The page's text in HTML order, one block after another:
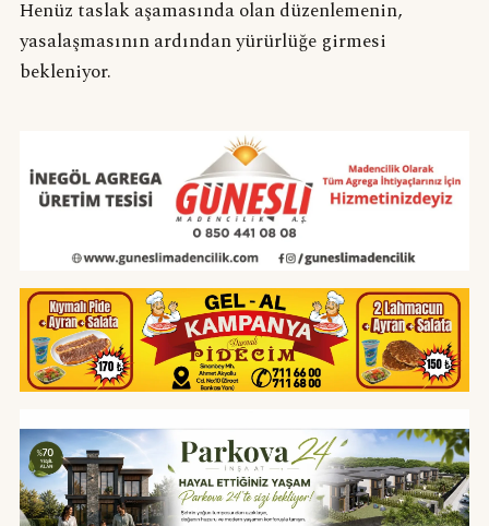
Henüz taslak aşamasında olan düzenlemenin,
yasalaşmasının ardından yürürlüğe girmesi
bekleniyor.